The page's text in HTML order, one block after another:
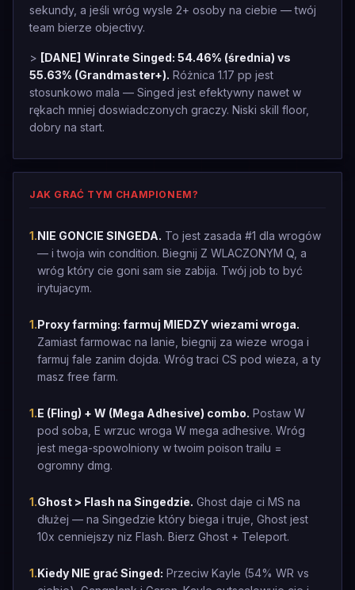
sekundy, a jeśli wróg wysle 2+ osoby na ciebie — twój
team bierze objectivy.
> [DANE] Winrate Singed: 54.46% (średnia) vs
55.63% (Grandmaster+). Różnica 1.17 pp jest
stosunkowo mala — Singed jest efektywny nawet w
rękach mniej doswiadczonych graczy. Niski skill floor,
dobry na start.
JAK GRAĆ TYM CHAMPIONEM?
1.NIE GONCIE SINGEDA. To jest zasada #1 dla wrogów
— i twoja win condition. Biegnij Z WLACZONYM Q, a
wróg który cie goni sam sie zabija. Twój job to być
irytujacym.
1.Proxy farming: farmuj MIEDZY wiezami wroga.
Zamiast farmowac na lanie, biegnij za wieze wroga i
farmuj fale zanim dojda. Wróg traci CS pod wieza, a ty
masz free farm.
1.E (Fling) + W (Mega Adhesive) combo. Postaw W
pod soba, E wrzuc wroga W mega adhesive. Wróg
jest mega-spowolniony w twoim poison trailu =
ogromny dmg.
1.Ghost > Flash na Singedzie. Ghost daje ci MS na
dłużej — na Singedzie który biega i truje, Ghost jest
10x cenniejszy niz Flash. Bierz Ghost + Teleport.
1.Kiedy NIE grać Singed: Przeciw Kayle (54% WR vs